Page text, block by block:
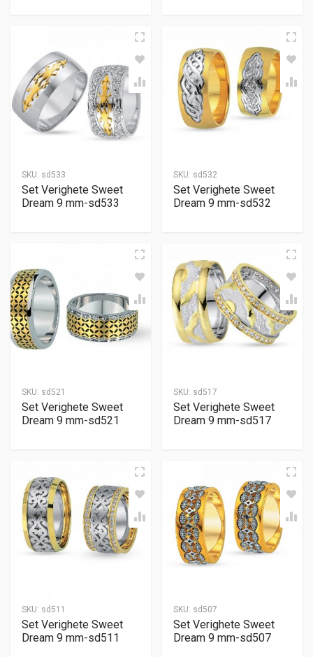
SKU: sd533
Set Verighete Sweet
Dream 9 mm-sd533
SKU: sd532
Set Verighete Sweet
Dream 9 mm-sd532
SKU: sd521
Set Verighete Sweet
Dream 9 mm-sd521
SKU: sd517
Set Verighete Sweet
Dream 9 mm-sd517
SKU: sd511
Set Verighete Sweet
Dream 9 mm-sd511
SKU: sd507
Set Verighete Sweet
Dream 9 mm-sd507